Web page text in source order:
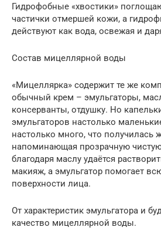
Гидрофобные «хвостики»
частички отмершей кожи, а
действуют как вода, освежая и
Состав мицеллярной воды
«Мицеллярка» содержит те же
обычный крем – эмульгаторы,
консерванты, отдушку. Но
эмульгаторов настолько
настолько много, что получилась
напоминающая прозрачную
благодаря маслу удаётся
макияж, а эмульгатор помогает
поверхности лица.
От характеристик эмульгатора и
качество мицеллярной воды.